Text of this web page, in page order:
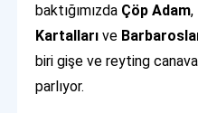
baktığımızda Çöp Adam,
Kartalları ve Barbaroslar
biri gişe ve reyting
parlıyor.